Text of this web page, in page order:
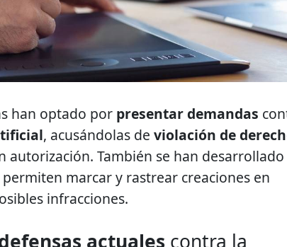
han optado por presentar demandas
, acusándolas de violación de
autorización. También se han desarrollado
marcar y rastrear creaciones en
infracciones.
actuales contra la